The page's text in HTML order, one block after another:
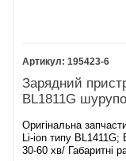
195423-6
Зарядний
BL1811G
Оригінальна
Li-ion типу
30-60 хв/ Габаритні